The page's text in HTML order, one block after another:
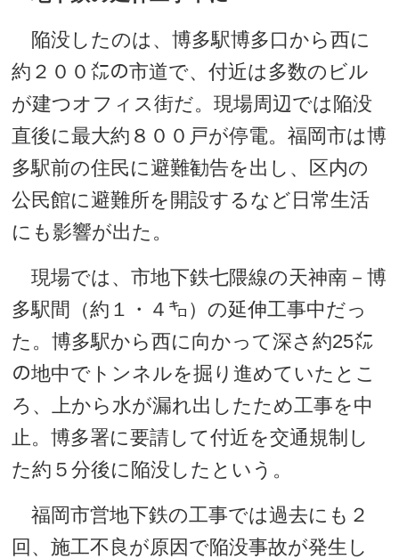
陥没したのは、博多駅博多口から西に
約２００㍍の市道で、付近は多数のビル
が建つオフィス街だ。現場周辺では陥没
直後に最大約８００戸が停電。福岡市は博
多駅前の住民に避難勧告を出し、区内の
公民館に避難所を開設するなど日常生活
にも影響が出た。
現場では、市地下鉄七隈線の天神南－博
多駅間（約１・４㌔）の延伸工事中だっ
た。博多駅から西に向かって深さ約25㍍
の地中でトンネルを掘り進めていたとこ
ろ、上から水が漏れ出したため工事を中
止。博多署に要請して付近を交通規制し
た約５分後に陥没したという。
福岡市営地下鉄の工事では過去にも２
回、施工不良が原因で陥没事故が発生し